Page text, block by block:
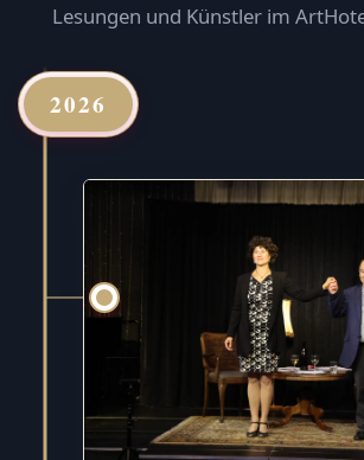
Lesungen und Künstler im
2026